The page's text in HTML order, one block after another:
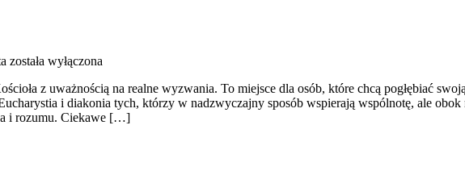
została wyłączona
z uważnością na realne wyzwania. To miejsce dla osób, które chcą pogłębiać
i diakonia tych, którzy w nadzwyczajny sposób wspierają wspólnotę, ale
i rozumu. Ciekawe […]